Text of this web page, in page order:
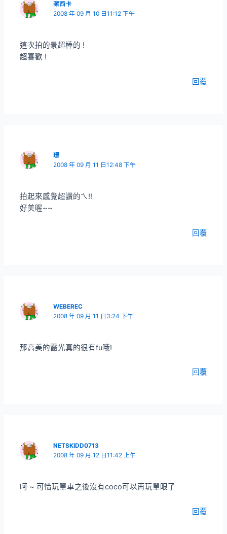
潔西卡
2008 年 09 月 10 日11:12 下午
這次拍的景超棒的 !
超喜歡 !
回覆
璟
2008 年 09 月 11 日12:48 下午
拍起來感覺超讚的ㄟ!!
好美喔~~
回覆
WEBEREC
2008 年 09 月 11 日3:24 下午
那高美的霞光真的很有fu哦!
回覆
NETSKIDD0713
2008 年 09 月 12 日11:42 上午
呵 ~ 可惜玩單車之後沒有coco可以再玩單眼了
回覆